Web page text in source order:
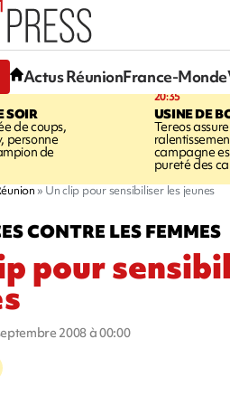
Actus RéunionFrance-Monde
SOIR
de coups,
personne
de
20:35
USINE DE
Tereos
campagne
pureté des
Un clip pour sensibiliser les jeunes
CONTRE LES FEMMES
pour
2008 à 00:00